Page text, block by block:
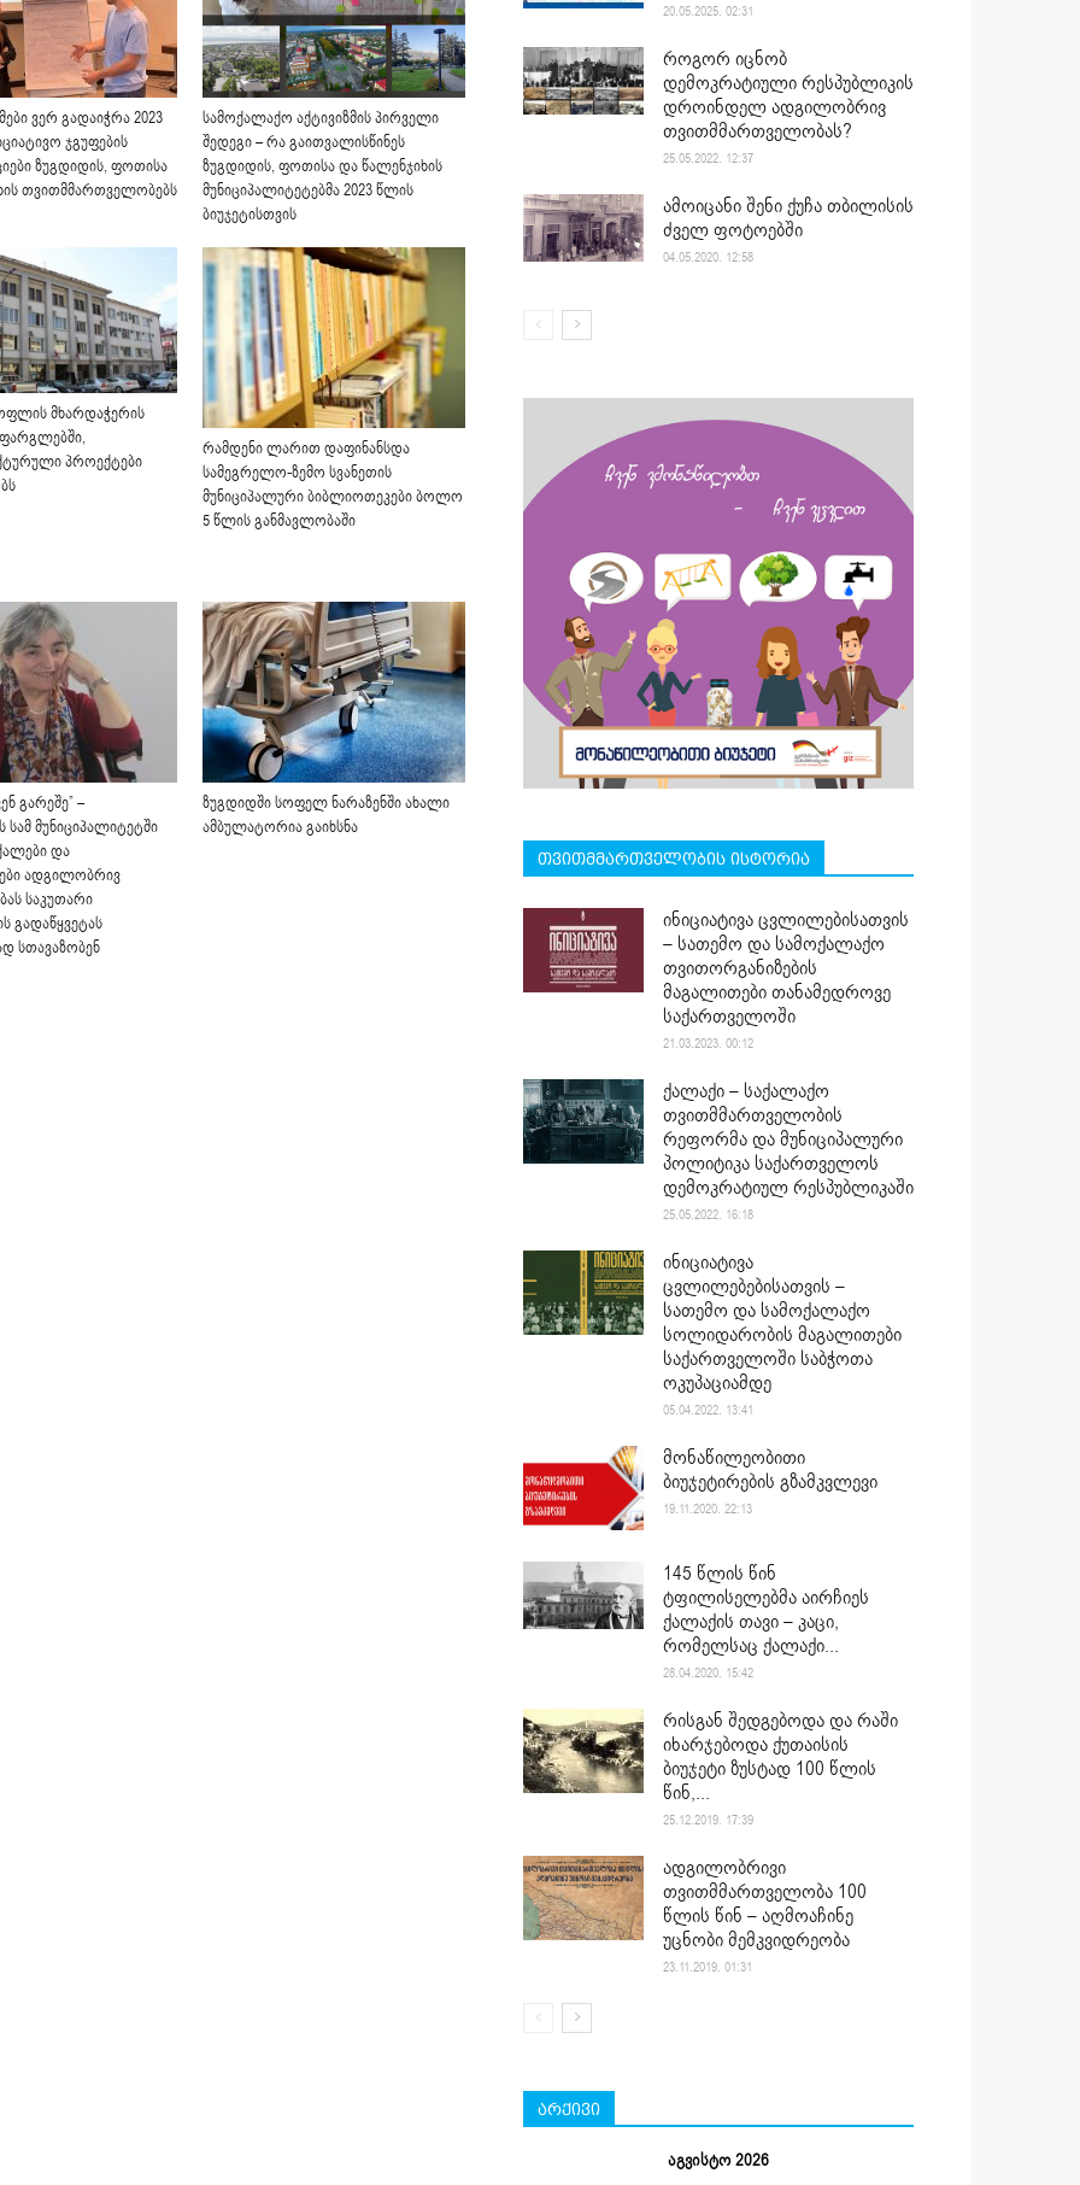
ვერ გადაიჭრა 2023
ჯგუფების
ზუგდიდის, ფოთისა
თვითმმართველობებს
სამოქალაქო აქტივიზმის პირველი
შედეგი – რა გაითვალისწინეს
ზუგდიდის, ფოთისა და წალენჯიხის
მუნიციპალიტეტებმა 2023 წლის
ბიუჯეტისთვის
მხარდაჭერის
პროექტები
რამდენი ლარით დაფინანსდა
სამეგრელო-ზემო სვანეთის
მუნიციპალური ბიბლიოთეკები ბოლო
5 წლის განმავლობაში
გარეშე” –
მუნიციპალიტეტში
და
ადგილობრივ
საკუთარი
გადაწყვეტას
სთავაზობენ
ზუგდიდში სოფელ ნარაზენში ახალი
ამბულატორია გაიხსნა
20.05.2025. 02:31
როგორ იცნობ
დემოკრატიული რესპუბლიკის
დროინდელ ადგილობრივ
თვითმმართველობას?
25.05.2022. 12:37
ამოიცანი შენი ქუჩა თბილისის
ძველ ფოტოებში
04.05.2020. 12:58
თვითმმართველობის ისტორია
ინიციატივა ცვლილებისათვის
– სათემო და სამოქალაქო
თვითორგანიზების
მაგალითები თანამედროვე
საქართველოში
21.03.2023. 00:12
ქალაქი – საქალაქო
თვითმმართველობის
რეფორმა და მუნიციპალური
პოლიტიკა საქართველოს
დემოკრატიულ რესპუბლიკაში
25.05.2022. 16:18
ინიციატივა
ცვლილებებისათვის –
სათემო და სამოქალაქო
სოლიდარობის მაგალითები
საქართველოში საბჭოთა
ოკუპაციამდე
05.04.2022. 13:41
მონაწილეობითი
ბიუჯეტირების გზამკვლევი
19.11.2020. 22:13
145 წლის წინ
ტფილისელებმა აირჩიეს
ქალაქის თავი – კაცი,
რომელსაც ქალაქი...
28.04.2020. 15:42
რისგან შედგებოდა და რაში
იხარჯებოდა ქუთაისის
ბიუჯეტი ზუსტად 100 წლის
წინ,...
25.12.2019. 17:39
ადგილობრივი
თვითმმართველობა 100
წლის წინ – აღმოაჩინე
უცნობი მემკვიდრეობა
23.11.2019. 01:31
არქივი
აგვისტო 2026